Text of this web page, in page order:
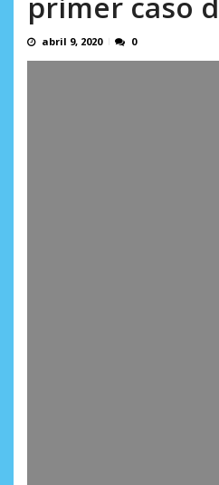
abril 9, 2020 0